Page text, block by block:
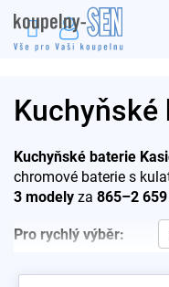
na
obsah
Kuchyňské
Kuchyňské baterie
chromové baterie s
3 modely za 865–2
Pro rychlý výběr:
1107-65 —